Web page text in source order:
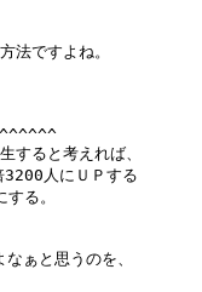
法ですよね。
すると考えれば、
人にＵＰする
る。
ぁと思うのを、